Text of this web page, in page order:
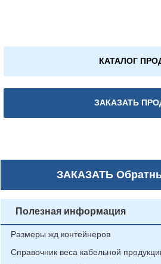
КАТАЛОГ
ЗАКАЗАТЬ
ЗАКАЗАТЬ
Полезная информация
Размеры жд контейнеров
Справочник веса кабельной